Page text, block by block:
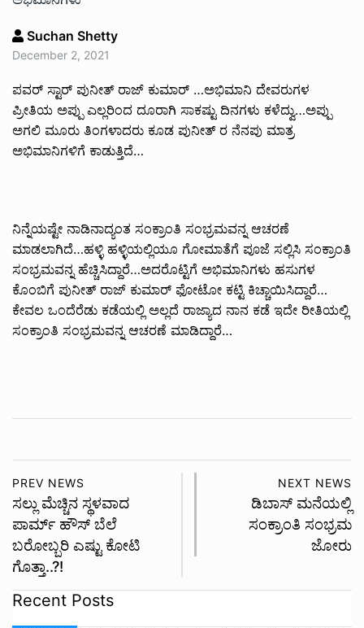
Suchan Shetty
December 2, 2021
ಪವರ್ ಸ್ಟಾರ್ ಪುನೀತ್ ರಾಜ್ ಕುಮಾರ್ …ಅಭಿಮಾನಿ ದೇವರುಗಳ
ಪ್ರೀತಿಯ ಅಪ್ಪು ಎಲ್ಲರಿಂದ ದೂರಾಗಿ ಸಾಕಷ್ಟು ದಿನಗಳು ಕಳೆದ್ವು…ಅಪ್ಪು
ಅಗಲಿ ಮೂರು ತಿಂಗಳಾದರು ಕೂಡ ಪುನೀತ್ ರ ನೆನಪು ಮಾತ್ರ
ಅಭಿಮಾನಿಗಳಿಗೆ ಕಾಡುತ್ತಿದೆ…
ನಿನ್ನೆಯಷ್ಟೇ ನಾಡಿನಾದ್ಯಂತ ಸಂಕ್ರಾಂತಿ ಸಂಭ್ರಮವನ್ನ ಆಚರಣೆ
ಮಾಡಲಾಗಿದೆ…ಹಳ್ಳಿ ಹಳ್ಳಿಯಲ್ಲಿಯೂ ಗೋಮಾತೆಗೆ ಪೂಜೆ ಸಲ್ಲಿಸಿ ಸಂಕ್ರಾಂತಿ
ಸಂಭ್ರಮವನ್ನ ಹೆಚ್ಚಿಸಿದ್ದಾರೆ…ಅದರೊಟ್ಟಿಗೆ ಅಭಿಮಾನಿಗಳು ಹಸುಗಳ
ಕೊಂಬಿಗೆ ಪುನೀತ್ ರಾಜ್ ಕುಮಾರ್ ಫೋಟೋ ಕಟ್ಟಿ ಕಿಚ್ಚಾಯಿಸಿದ್ದಾರೆ…
ಕೇವಲ ಒಂದೆರೆಡು ಕಡೆಯಲ್ಲಿ ಅಲ್ಲದೆ ರಾಜ್ಯಾದ ನಾನ ಕಡೆ ಇದೇ ರೀತಿಯಲ್ಲಿ
ಸಂಕ್ರಾಂತಿ ಸಂಭ್ರಮವನ್ನ ಆಚರಣೆ ಮಾಡಿದ್ದಾರೆ…
PREV NEWS
ಸಲ್ಲು ಮೆಚ್ಚಿನ ಸ್ಥಳವಾದ
ಪಾರ್ಮ್ ಹೌಸ್ ಬೆಲೆ
ಬರೋಬ್ಬರಿ ಎಷ್ಟು ಕೋಟಿ
ಗೊತ್ತಾ..?!
NEXT NEWS
ಡಿಬಾಸ್ ಮನೆಯಲ್ಲಿ
ಸಂಕ್ರಾಂತಿ ಸಂಭ್ರಮ
ಜೋರು
Recent Posts